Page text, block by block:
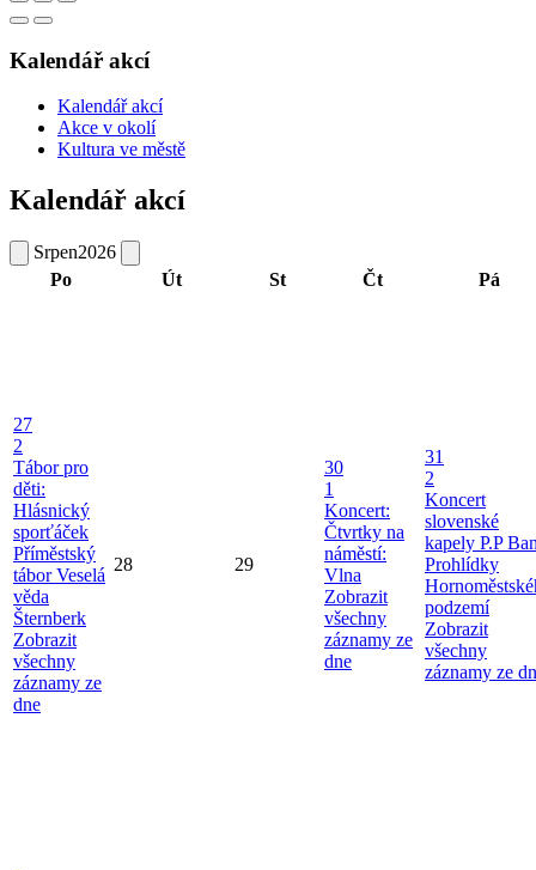
Kalendář akcí
Kalendář akcí
Akce v okolí
Kultura ve městě
Kalendář akcí
Srpen2026
Po
Út St Čt Pá
27
2
Tábor pro
děti:
Hlásnický
sporťáček
Příměstský
tábor Veselá
věda
Šternberk
Zobrazit
všechny
záznamy ze
dne
28 29
30
1
Koncert:
Čtvrtky na
náměstí:
Vlna
Zobrazit
všechny
záznamy ze
dne
31
2
Koncert
slovenské
kapely P.P
Prohlídky
podzemí
Zobrazit
všechny
záznamy ze